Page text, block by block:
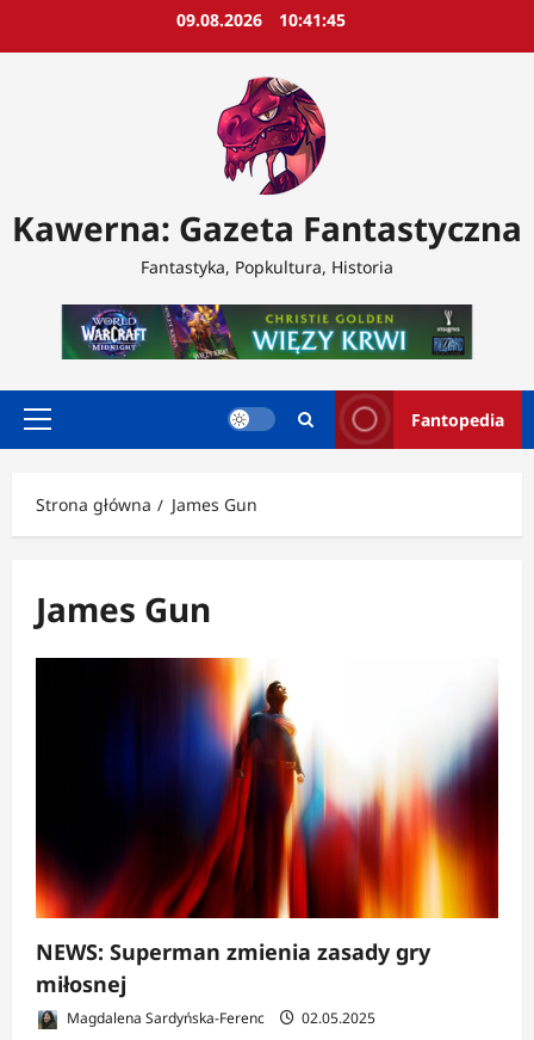
09.08.2026 10:41:47
Kawerna: Gazeta Fantastyczna
Fantastyka, Popkultura, Historia
Menu
Fantopedia
Strona główna James Gun
James Gun
NEWS: Superman zmienia zasady gry
miłosnej
Magdalena Sardyńska-Ferenc 02.05.2025